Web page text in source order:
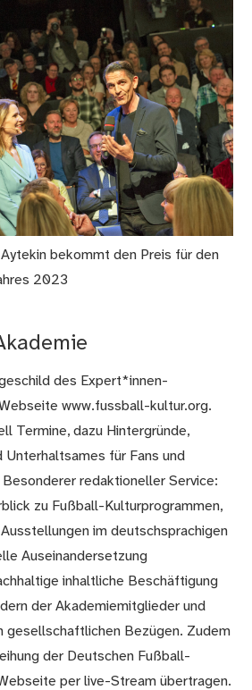
bekommt den Preis für den
2023
des Expert*innen-
www.fussball-kultur.org.
Termine, dazu Hintergründe,
Unterhaltsames für Fans und
redaktioneller Service:
zu Fußball-Kulturprogrammen,
im deutschsprachigen
Auseinandersetzung
inhaltliche Beschäftigung
der Akademiemitglieder und
gesellschaftlichen Bezügen. Zudem
der Deutschen Fußball-
per live-Stream übertragen.